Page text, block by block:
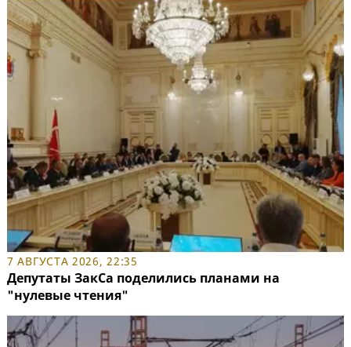
7 АВГУСТА 2026, 22:35
Депутаты ЗакСа поделились планами на
"нулевые чтения"